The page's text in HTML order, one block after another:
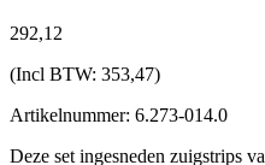
292,12
(Incl BTW: 353,47)
Artikelnummer: 6.273-014.0
Deze set ingesneden zuigstrips